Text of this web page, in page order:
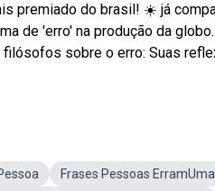
premiado do brasil! ☀️ já
de 'erro' na produção da
sobre o erro: Suas
Frases Pessoas